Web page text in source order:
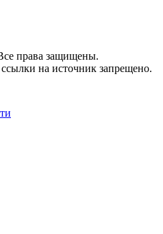
права защищены.
на источник запрещено.